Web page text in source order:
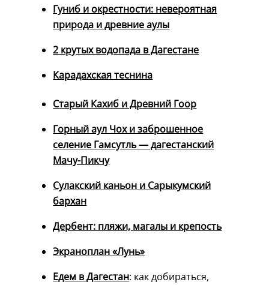
Гуниб и окрестности: невероятная
природа и древние аулы
2 крутых водопада в Дагестане
Карадахская теснина
Старый Кахиб и Древний Гоор
Горный аул Чох и заброшенное
селение Гамсутль — дагестанский
Мачу-Пикчу
Сулакский каньон и Сарыкумский
бархан
Дербент: пляжи, магалы и крепость
Экраноплан «Лунь»
Едем в Дагестан: как добираться,